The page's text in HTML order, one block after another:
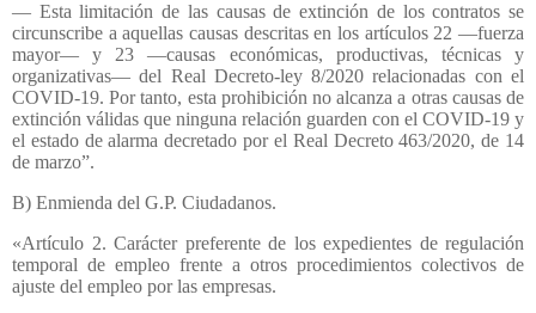
— Esta limitación de las causas de extinción de los contratos se
circunscribe a aquellas causas descritas en los artículos 22 —fuerza
mayor— y 23 —causas económicas, productivas, técnicas y
organizativas— del Real Decreto-ley 8/2020 relacionadas con el
COVID-19. Por tanto, esta prohibición no alcanza a otras causas de
extinción válidas que ninguna relación guarden con el COVID-19 y
el estado de alarma decretado por el Real Decreto 463/2020, de 14
de marzo”.
B) Enmienda del G.P. Ciudadanos.
«Artículo 2. Carácter preferente de los expedientes de regulación
temporal de empleo frente a otros procedimientos colectivos de
ajuste del empleo por las empresas.